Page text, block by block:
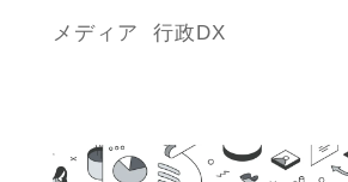
メディア 行政DX